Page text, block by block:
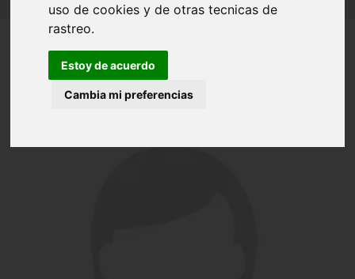
uso de cookies y de otras tecnicas de
rastreo.
Estoy de acuerdo
Cambia mi preferencias